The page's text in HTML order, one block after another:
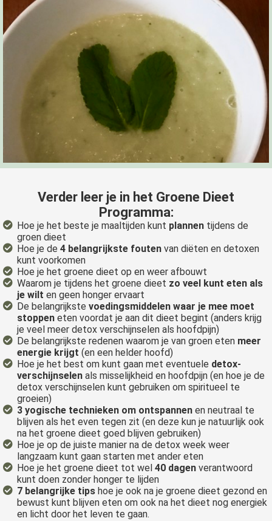
Verder leer je in het Groene Dieet
Programma:
Hoe je het beste je maaltijden kunt plannen tijdens de
groen dieet
Hoe je de4 belangrijkste fouten van diëten en detoxen
kunt voorkomen
Hoe je het groene dieet op en weer afbouwt
Waarom je tijdens het groene dieet zo veel kunt eten als
je wilten geen honger ervaart
De belangrijkstevoedingsmiddelen waar je mee moet
stoppen eten voordat je aan dit dieet begint (anders krijg
je veel meer detox verschijnselen als hoofdpijn)
De belangrijkste redenen waarom je van groen eten meer
energie krijgt (en een helder hoofd)
Hoe je het best om kunt gaan met eventuele detox-
verschijnselen als misselijkheid en hoofdpijn (en hoe je de
detox verschijnselen kunt gebruiken om spiritueel te
groeien)
3 yogische technieken om ontspannen en neutraal te
blijven als het even tegen zit (en deze kun je natuurlijk ook
na het groene dieet goed blijven gebruiken)
Hoe je op de juiste manier na de detox week weer
langzaam kunt gaan starten met ander eten
Hoe je het groene dieet tot wel40 dagenverantwoord
kunt doen zonder honger te lijden
7 belangrijke tips hoe je ook na je groene dieet gezond en
bewust kunt blijven eten om ook na het dieet nog energiek
en licht door het leven te gaan.